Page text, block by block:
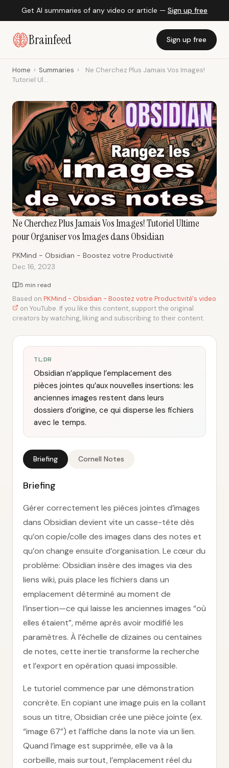
Get AI summaries of any video or article — Sign up free
Brainfeed Sign up free
Home › Summaries ›
Ne Cherchez Plus Jamais Vos Images!
Tutoriel Ul...
Ne Cherchez Plus Jamais Vos Images! Tutoriel Ultime
pour Organiser vos Images dans Obsidian
PKMind - Obsidian - Boostez votre Productivité·
Dec 16, 2023
5 min read
Based on PKMind - Obsidian - Boostez votre Productivité's video
on YouTube. If you like this content, support the original
creators by watching, liking and subscribing to their content.
TL;DR
Obsidian n’applique l’emplacement des
pièces jointes qu’aux nouvelles insertions: les
anciennes images restent dans leurs
dossiers d’origine, ce qui disperse les fichiers
avec le temps.
Briefing Cornell Notes
Briefing
Gérer correctement les pièces jointes d’images
dans Obsidian devient vite un casse-tête dès
qu’on copie/colle des images dans des notes et
qu’on change ensuite d’organisation. Le cœur du
problème: Obsidian insère des images via des
liens wiki, puis place les fichiers dans un
emplacement déterminé au moment de
l’insertion—ce qui laisse les anciennes images “où
elles étaient”, même après avoir modifié les
paramètres. À l’échelle de dizaines ou centaines
de notes, cette inertie transforme la recherche
et l’export en opération quasi impossible.
Le tutoriel commence par une démonstration
concrète. En copiant une image puis en la collant
sous un titre, Obsidian crée une pièce jointe (ex.
“image 67”) et l’affiche dans la note via un lien.
Quand l’image est supprimée, elle va à la
corbeille, mais surtout, l’emplacement réel du